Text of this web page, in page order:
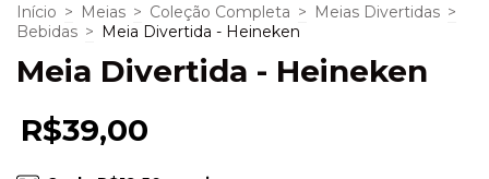
Início > Meias > Coleção Completa > Meias Divertidas >
Bebidas > Meia Divertida - Heineken
Meia Divertida - Heineken
R$39,00